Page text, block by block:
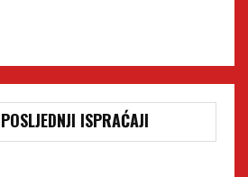
POSLJEDNJI ISPRAĆAJI